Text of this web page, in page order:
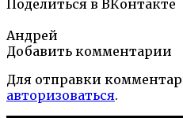
Поделиться в ВКонтакте
Андрей
Добавить комментарии
Для отправки
авторизоваться.